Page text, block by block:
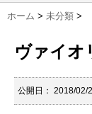
ホーム > 未分類 >
ヴァイオ
公開日： 2018/02/